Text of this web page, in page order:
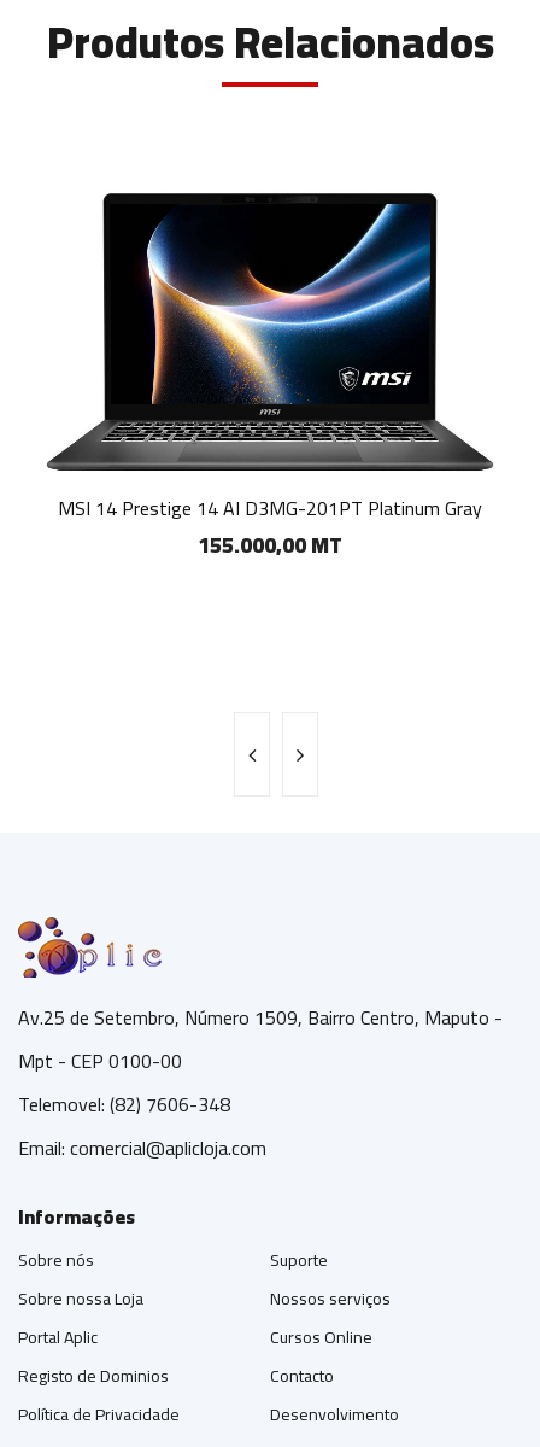
Produtos Relacionados
MSI 14 Prestige 14 AI D3MG-201PT Platinum Gray
155.000,00 MT
Av.25 de Setembro, Número 1509, Bairro Centro, Maputo -
Mpt - CEP 0100-00
Telemovel: (82) 7606-348
Email:comercial@aplicloja.com
Informações
Sobre nós
Sobre nossa Loja
Portal Aplic
Registo de Dominios
Política de Privacidade
Suporte
Nossos serviços
Cursos Online
Contacto
Desenvolvimento